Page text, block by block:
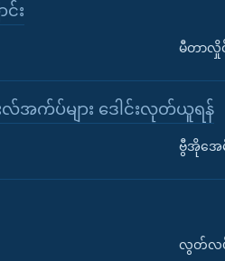
း
မီတာလှိုင်
အက်ပ်များ ဒေါင်းလုတ်ယူရန်
ဗွီအိုအေ
လွတ်လပ်